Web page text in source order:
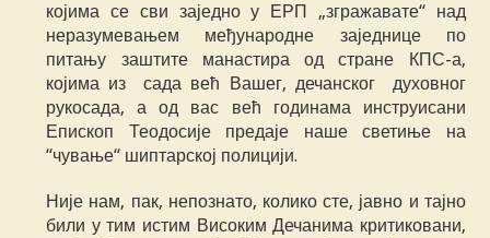
којима се сви заједно у ЕРП „згражавате“ над
неразумевањем међународне заједнице по
питању заштите манастира од стране КПС-а,
којима из сада већ Вашег, дечанског духовног
рукосада, а од вас већ годинама инструисани
Епископ Теодосије предаје наше светиње на
“чување“ шиптарској полицији.
Није нам, пак, непознато, колико сте, јавно и тајно
били у тим истим Високим Дечанима критиковани,